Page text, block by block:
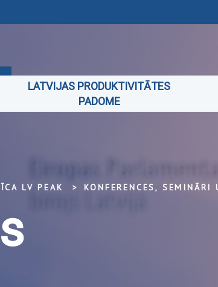
LATVIJAS PRODUKTIVITĀTES
PADOME
LV PEAK KONFERENCES, SEMINĀRI